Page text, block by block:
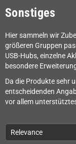
Sonstiges
Hier sammeln wir
größeren Gruppen
USB-Hubs, einzelne
besondere
Da die Produkte sehr
entscheidenden
vor allem
Relevance